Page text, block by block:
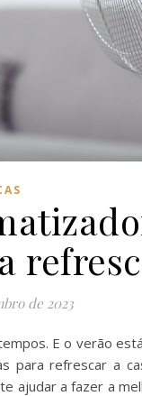
de 2023
E o verão
para refrescar a
ajudar a fazer a